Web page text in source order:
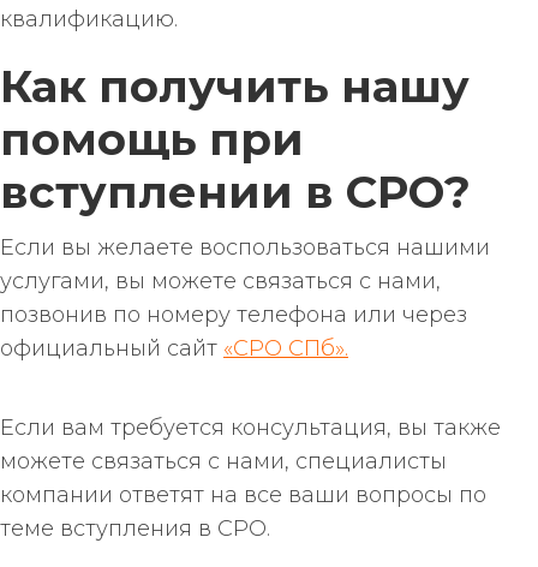
квалификацию.
Как получить нашу
помощь при
вступлении в СРО?
Если вы желаете воспользоваться нашими
услугами, вы можете связаться с нами,
позвонив по номеру телефона или через
официальный сайт «СРО СПб».
Если вам требуется консультация, вы также
можете связаться с нами, специалисты
компании ответят на все ваши вопросы по
теме вступления в СРО.